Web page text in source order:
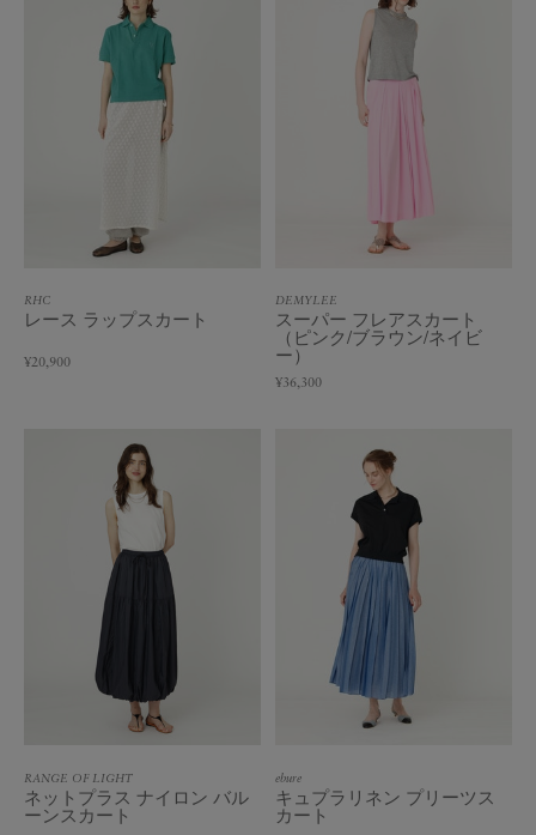
RHC
レース ラップスカート
¥20,900
DEMYLEE
スーパー フレアスカート
（ピンク/ブラウン/ネイビ
ー）
¥36,300
RANGE OF LIGHT
ネットプラス ナイロン バル
ーンスカート
ebure
キュプラリネン プリーツス
カート